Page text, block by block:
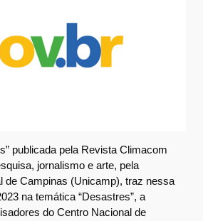
publicada pela Revista Climacom
jornalismo e arte, pela
de Campinas (Unicamp), traz nessa
na temática “Desastres”, a
do Centro Nacional de